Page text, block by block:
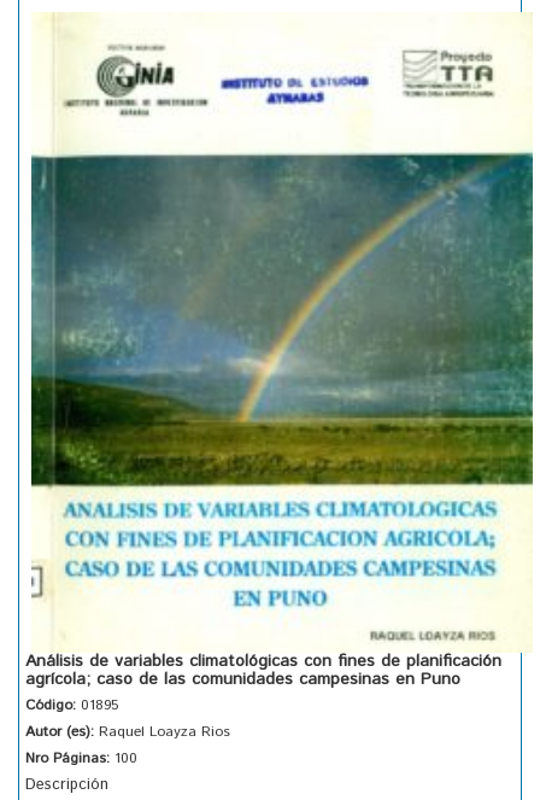
Análisis de variables climatológicas con fines de planificación
agrícola; caso de las comunidades campesinas en Puno
Código: 01895
Autor (es): Raquel Loayza Rios
Nro Páginas: 100
Descripción